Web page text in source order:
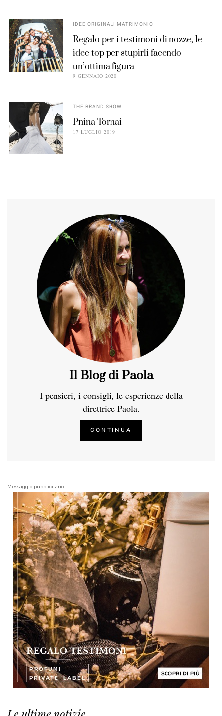
IDEE ORIGINALI MATRIMONIO
Regalo per i testimoni di nozze, le
idee top per stupirli facendo
un’ottima figura
9 GENNAIO 2020
THE BRAND SHOW
Pnina Tornai
17 LUGLIO 2019
Il Blog di Paola
I pensieri, i consigli, le esperienze della
direttrice Paola.
CONTINUA
Messaggio pubblicitario